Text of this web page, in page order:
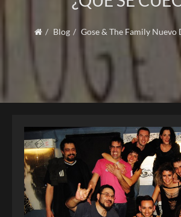
Blog Gose & The Family Nuevo